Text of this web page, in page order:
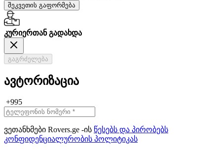
შეკვეთის გაფორმება
კურიერთან გადახდა
გაგრძელება
ავტორიზაცია
+995
ვეთანხმები Rovers.ge -ის წესებს და პირობებს
კონფიდენციალურობის პოლიტიკას